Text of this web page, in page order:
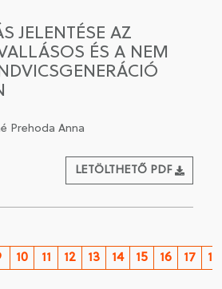
JELENTÉSE AZ
ÉS A NEM
Prehoda Anna
LETÖLTHETŐ PDF
10 11 12 13 14 15 16 17 18